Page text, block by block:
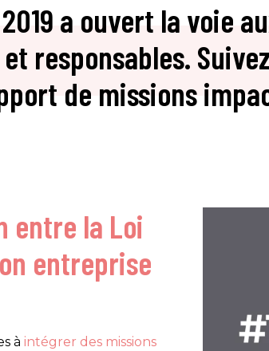
a ouvert la voie
responsables.
de missions
entre la Loi
entreprise
à intégrer des missions